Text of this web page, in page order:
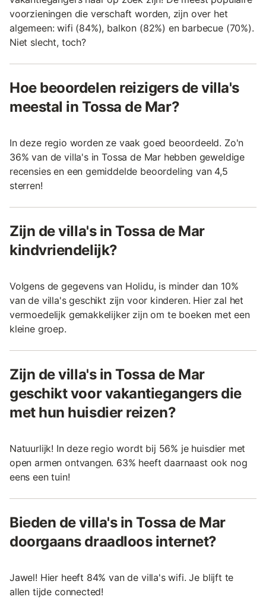
voorzieningen die verschaft worden, zijn over het
algemeen: wifi (84%), balkon (82%) en barbecue (70%).
Niet slecht, toch?
Hoe beoordelen reizigers de villa's
meestal in Tossa de Mar?
In deze regio worden ze vaak goed beoordeeld. Zo'n
36% van de villa's in Tossa de Mar hebben geweldige
recensies en een gemiddelde beoordeling van 4,5
sterren!
Zijn de villa's in Tossa de Mar
kindvriendelijk?
Volgens de gegevens van Holidu, is minder dan 10%
van de villa's geschikt zijn voor kinderen. Hier zal het
vermoedelijk gemakkelijker zijn om te boeken met een
kleine groep.
Zijn de villa's in Tossa de Mar
geschikt voor vakantiegangers die
met hun huisdier reizen?
Natuurlijk! In deze regio wordt bij 56% je huisdier met
open armen ontvangen. 63% heeft daarnaast ook nog
eens een tuin!
Bieden de villa's in Tossa de Mar
doorgaans draadloos internet?
Jawel! Hier heeft 84% van de villa's wifi. Je blijft te
allen tijde connected!